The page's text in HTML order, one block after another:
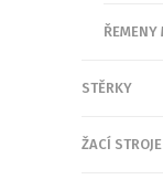
ŘEMENY
STĚRKY
ŽACÍ STROJE